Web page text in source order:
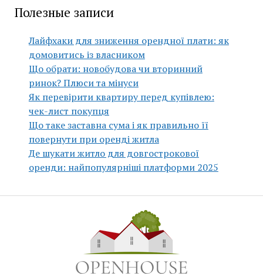
Полезные записи
Лайфхаки для зниження орендної плати: як
домовитись із власником
Що обрати: новобудова чи вторинний
ринок? Плюси та мінуси
Як перевірити квартиру перед купівлею:
чек-лист покупця
Що таке заставна сума і як правильно її
повернути при оренді житла
Де шукати житло для довгострокової
оренди: найпопулярніші платформи 2025